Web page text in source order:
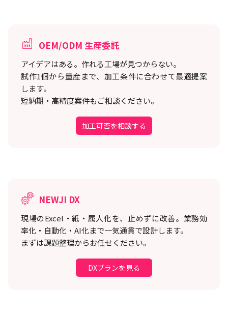
OEM/ODM 生産委託
アイデアはある。作れる工場が見つからない。
試作1個から量産まで、加工条件に合わせて最適提案
します。
短納期・高精度案件もご相談ください。
加工可否を相談する
NEWJI DX
現場のExcel・紙・属人化を、止めずに改善。 業務効
率化・自動化・AI化まで一気通貫で設計します。
まずは課題整理からお任せください。
DXプランを見る